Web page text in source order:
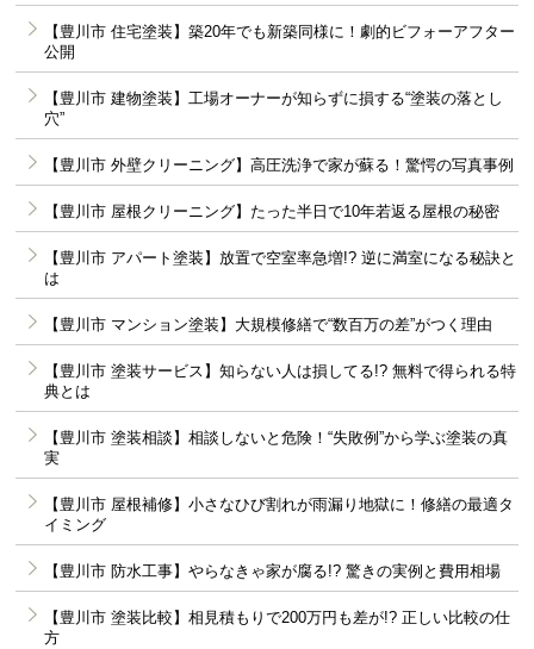
【豊川市 住宅塗装】築20年でも新築同様に！劇的ビフォーアフター
公開
【豊川市 建物塗装】工場オーナーが知らずに損する“塗装の落とし
穴”
【豊川市 外壁クリーニング】高圧洗浄で家が蘇る！驚愕の写真事例
【豊川市 屋根クリーニング】たった半日で10年若返る屋根の秘密
【豊川市 アパート塗装】放置で空室率急増!? 逆に満室になる秘訣と
は
【豊川市 マンション塗装】大規模修繕で“数百万の差”がつく理由
【豊川市 塗装サービス】知らない人は損してる!? 無料で得られる特
典とは
【豊川市 塗装相談】相談しないと危険！“失敗例”から学ぶ塗装の真
実
【豊川市 屋根補修】小さなひび割れが雨漏り地獄に！修繕の最適タ
イミング
【豊川市 防水工事】やらなきゃ家が腐る!? 驚きの実例と費用相場
【豊川市 塗装比較】相見積もりで200万円も差が!? 正しい比較の仕
方